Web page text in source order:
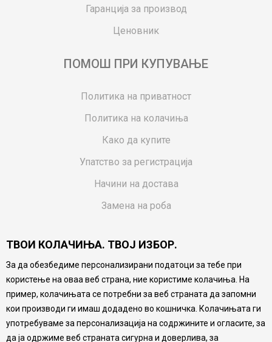
Гаранција за производ
Ценовник
ПОМОШ ПРИ КУПУВАЊЕ
Политика на приватност
Политика на колачиња
Како да купите
Упатство за регистрација
Начини на достава
Замена на роба
Ваучери
Product Finder
FAQs
Настојуваме да бидеме што попрецизни во описот на
производите, прикажување на слики и цени, но не
ТВОИ КОЛАЧИЊА. ТВОЈ ИЗБОР.
За да обезбедиме персонализирани податоци за тебе при
користење на оваа веб страна, ние користиме колачиња. На
пример, колачињата се потребни за веб страната да запомни
кои производи ги имаш додадено во кошничка. Колачињата ги
употребуваме за персонализација на содржините и огласите, за
да ја одржиме веб страната сигурна и доверлива, за